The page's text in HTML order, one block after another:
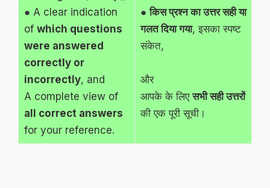
● A clear indication
of which questions
were answered
correctly or
incorrectly, and
A complete view of
all correct answers
for your reference.
●किस प्रश्न का उत्तर सही या
गलत दिया गया, इसका स्पष्ट
संकेत,
और
आपके के लिएसभी सही उत्तरों
की एक पूरी सूची।